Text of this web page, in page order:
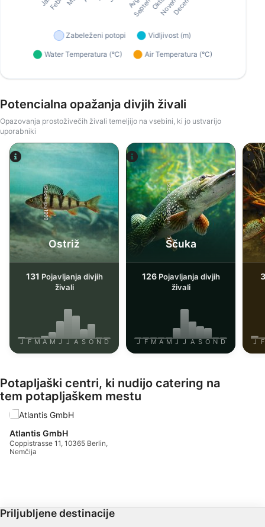
Potencialna opažanja divjih živali
Opazovanja prostoživečih živali temeljijo na vsebini, ki jo ustvarijo
uporabniki
iStock-jpa1999
Ostriž
131 Pojavljanja divjih
živali
J F M A M J J A S O N D
iStock-abadonian
Ščuka
126Pojavljanja divjih
živali
J F M A M J J A S O N D J F
Potapljaški centri, ki nudijo catering na
tem potapljaškem mestu
Atlantis GmbH
Coppistrasse 11, 10365 Berlin,
Nemčija
Priljubljene destinacije